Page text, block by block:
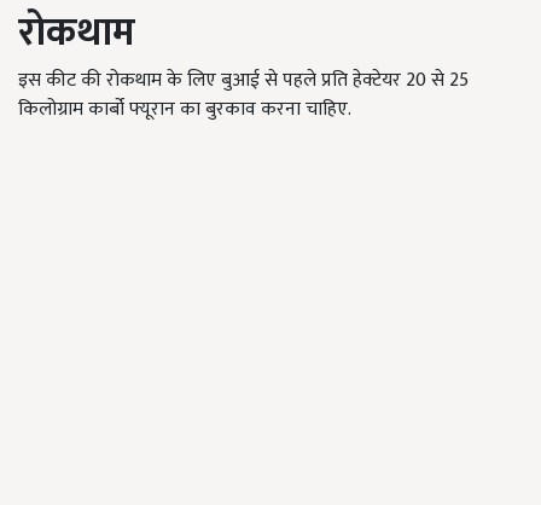
रोकथाम
इस कीट की रोकथाम के लिए बुआई से पहले प्रति हेक्टेयर 20 से 25
किलोग्राम कार्बो फ्यूरान का बुरकाव करना चाहिए.